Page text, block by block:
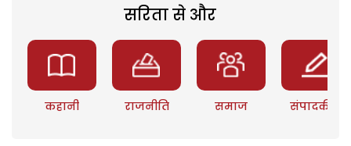
सरिता से और
कहानी राजनीति समाज संपादकीय